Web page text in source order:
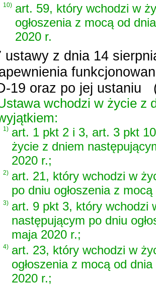
10) art. 59, który wchodzi w
ogłoszenia z mocą od
2020 r.
ustawy z dnia 14
19 oraz po jej ustaniu
wchodzi w życie z
1) art. 1 pkt 2 i 3, art. 3 pkt
życie z dniem
2020 r.;
2) art. 21, który wchodzi w
po dniu ogłoszenia z
3) art. 9 pkt 3, który wchodzi
następującym po dniu
maja 2020 r.;
4) art. 23, który wchodzi w
ogłoszenia z mocą od
2020 r.;